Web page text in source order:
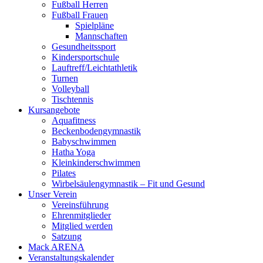
Fußball Herren
Fußball Frauen
Spielpläne
Mannschaften
Gesundheitssport
Kindersportschule
Lauftreff/Leichtathletik
Turnen
Volleyball
Tischtennis
Kursangebote
Aquafitness
Beckenbodengymnastik
Babyschwimmen
Hatha Yoga
Kleinkinderschwimmen
Pilates
Wirbelsäulengymnastik – Fit und Gesund
Unser Verein
Vereinsführung
Ehrenmitglieder
Mitglied werden
Satzung
Mack ARENA
Veranstaltungskalender